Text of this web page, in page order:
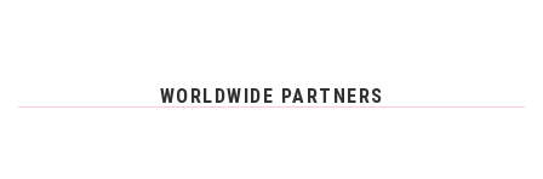
WORLDWIDE PARTNERS